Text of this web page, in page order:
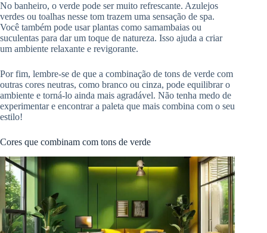
No banheiro, o verde pode ser muito refrescante. Azulejos
verdes ou toalhas nesse tom trazem uma sensação de spa.
Você também pode usar plantas como samambaias ou
suculentas para dar um toque de natureza. Isso ajuda a criar
um ambiente relaxante e revigorante.
Por fim, lembre-se de que a combinação de tons de verde com
outras cores neutras, como branco ou cinza, pode equilibrar o
ambiente e torná-lo ainda mais agradável. Não tenha medo de
experimentar e encontrar a paleta que mais combina com o seu
estilo!
Cores que combinam com tons de verde